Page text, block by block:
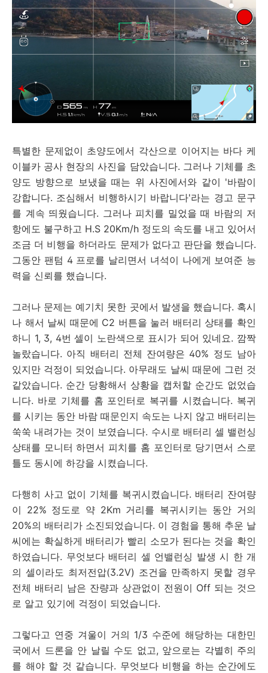
특별한 문제없이 초양도에서 각산으로 이어지는 바다 케
이블카 공사 현장의 사진을 담았습니다. 그러나 기체를 초
양도 방향으로 보냈을 때는 위 사진에서와 같이 '바람이
강합니다. 조심해서 비행하시기 바랍니다'라는 경고 문구
를 계속 띄웠습니다. 그러나 피치를 밀었을 때 바람의 저
항에도 불구하고 H.S 20Km/h 정도의 속도를 내고 있어서
조금 더 비행을 하더라도 문제가 없다고 판단을 했습니다.
그동안 팬텀 4 프로를 날리면서 녀석이 나에게 보여준 능
력을 신뢰를 했습니다.
그러나 문제는 예기치 못한 곳에서 발생을 했습니다. 혹시
나 해서 날씨 때문에 C2 버튼을 눌러 배터리 상태를 확인
하니 1, 3, 4번 셀이 노란색으로 표시가 되어 있네요. 깜짝
놀랐습니다. 아직 배터리 전체 잔여량은 40% 정도 남아
있지만 걱정이 되었습니다. 아무래도 날씨 때문에 그런 것
같았습니다. 순간 당황해서 상황을 캡처할 순간도 없었습
니다. 바로 기체를 홈 포인터로 복귀를 시켰습니다. 복귀
를 시키는 동안 바람 때문인지 속도는 나지 않고 배터리는
쑥쑥 내려가는 것이 보였습니다. 수시로 배터리 셀 밸런싱
상태를 모니터 하면서 피치를 홈 포인터로 당기면서 스로
틀도 동시에 하강을 시켰습니다.
다행히 사고 없이 기체를 복귀시켰습니다. 배터리 잔여량
이 22% 정도로 약 2Km 거리를 복귀시키는 동안 거의
20%의 배터리가 소진되었습니다. 이 경험을 통해 추운 날
씨에는 확실하게 배터리가 빨리 소모가 된다는 것을 확인
하였습니다. 무엇보다 배터리 셀 언밸런싱 발생 시 한 개
의 셀이라도 최저전압(3.2V) 조건을 만족하지 못할 경우
전체 배터리 남은 잔량과 상관없이 전원이 Off 되는 것으
로 알고 있기에 걱정이 되었습니다.
그렇다고 연중 겨울이 거의 1/3 수준에 해당하는 대한민
국에서 드론을 안 날릴 수도 없고, 앞으로는 각별히 주의
를 해야 할 것 같습니다. 무엇보다 비행을 하는 순간에도